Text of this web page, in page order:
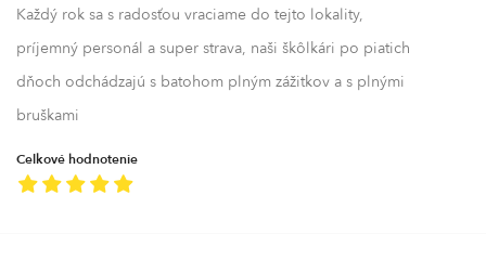
Každý rok sa s radosťou vraciame do tejto lokality,
príjemný personál a super strava, naši škôlkári po piatich
dňoch odchádzajú s batohom plným zážitkov a s plnými
bruškami
Celkové hodnotenie